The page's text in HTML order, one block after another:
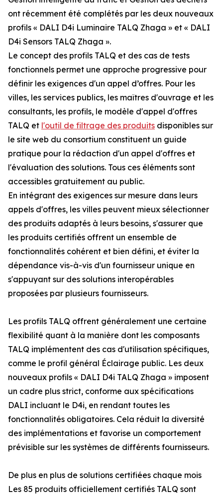
ont récemment été complétés par les deux nouveaux
profils « DALI D4i Luminaire TALQ Zhaga » et « DALI
D4i Sensors TALQ Zhaga ».
Le concept des profils TALQ et des cas de tests
fonctionnels permet une approche progressive pour
définir les exigences d'un appel d’offres. Pour les
villes, les services publics, les maîtres d'ouvrage et les
consultants, les profils, le modèle d'appel d'offres
TALQ et l'outil de filtrage des produits disponibles sur
le site web du consortium constituent un guide
pratique pour la rédaction d'un appel d'offres et
l'évaluation des solutions. Tous ces éléments sont
accessibles gratuitement au public.
En intégrant des exigences sur mesure dans leurs
appels d'offres, les villes peuvent mieux sélectionner
des produits adaptés à leurs besoins, s'assurer que
les produits certifiés offrent un ensemble de
fonctionnalités cohérent et bien défini, et éviter la
dépendance vis-à-vis d'un fournisseur unique en
s'appuyant sur des solutions interopérables
proposées par plusieurs fournisseurs.
Les profils TALQ offrent généralement une certaine
flexibilité quant à la manière dont les composants
TALQ implémentent des cas d'utilisation spécifiques,
comme le profil général Éclairage public. Les deux
nouveaux profils « DALI D4i TALQ Zhaga » imposent
un cadre plus strict, conforme aux spécifications
DALI incluant le D4i, en rendant toutes les
fonctionnalités obligatoires. Cela réduit la diversité
des implémentations et favorise un comportement
prévisible sur les systèmes de différents fournisseurs.
De plus en plus de solutions certifiées chaque mois
Les 85 produits officiellement certifiés TALQ sont